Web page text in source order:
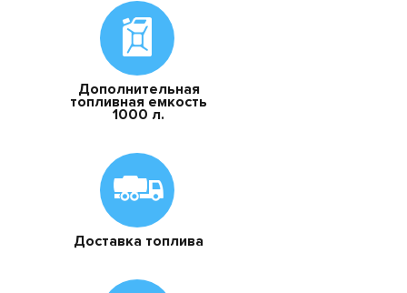
Дополнительная
топливная емкость
1000 л.
Доставка топлива